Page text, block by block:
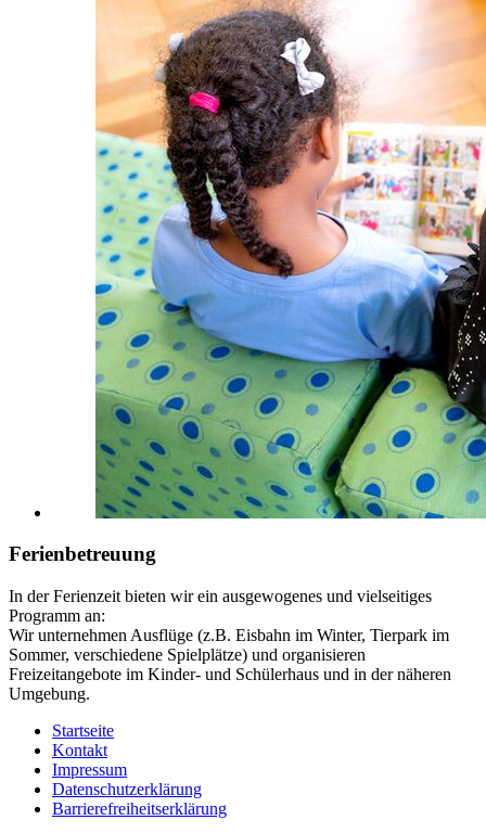
Ferienbetreuung
In der Ferienzeit bieten wir ein ausgewogenes und vielseitiges
Programm an:
Wir unternehmen Ausflüge (z.B. Eisbahn im Winter, Tierpark im
Sommer, verschiedene Spielplätze) und organisieren
Freizeitangebote im Kinder- und Schülerhaus und in der näheren
Umgebung.
Startseite
Kontakt
Impressum
Datenschutzerklärung
Barrierefreiheitserklärung